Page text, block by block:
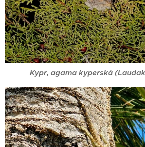
Kypr, agama kyperská